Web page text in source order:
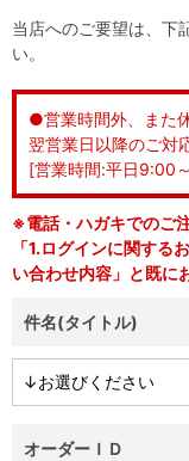
当店へのご要望は、下
い。
●営業時間外、また
翌営業日以降のご対
[営業時間:平日9:00
※電話・ハガキでのご
「1.ログインに関する
い合わせ内容」と既に
件名(タイトル)
オーダーＩＤ